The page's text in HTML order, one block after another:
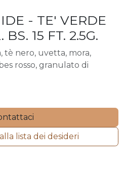
- TE' VERDE
15 FT. 2.5G.
tè nero, uvetta, mora,
rosso, granulato di
lista dei desideri